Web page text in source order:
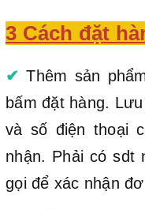
3 Cách đặt
✔ Thêm sản
bấm đặt hàng.
và số điện thoại
nhận. Phải có sdt
gọi để xác nhận